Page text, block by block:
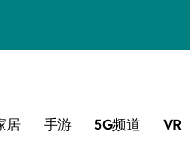
居 手游 5G频道 VR